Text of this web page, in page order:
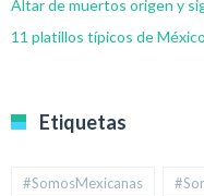
Altar de muertos origen y
11 platillos típicos de
Etiquetas
#SomosMexicanas